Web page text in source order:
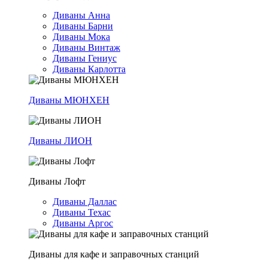
Диваны Анна
Диваны Барни
Диваны Мока
Диваны Винтаж
Диваны Гениус
Диваны Карлотта
Диваны МЮНХЕН
Диваны ЛИОН
Диваны Лофт
Диваны Даллас
Диваны Техас
Диваны Аргос
Диваны для кафе и заправочных станций